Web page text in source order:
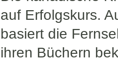
auf Erfolgskurs.
basiert die
ihren Büchern